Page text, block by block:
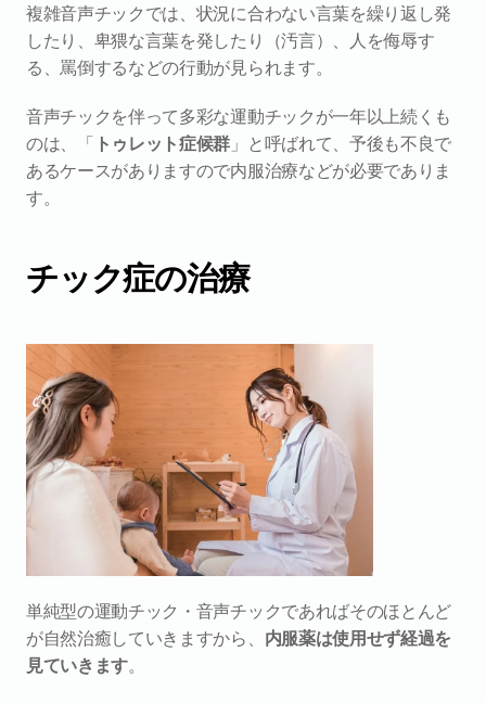
複雑音声チックでは、状況に合わない言葉を繰り返し発
したり、卑猥な言葉を発したり（汚言）、人を侮辱す
る、罵倒するなどの行動が見られます。
音声チックを伴って多彩な運動チックが一年以上続くも
のは、「 トゥレット症候群 」と呼ばれて、予後も不良で
あるケースがありますので内服治療などが必要でありま
す。
チック症の治療
単純型の運動チック・音声チックであればそのほとんど
が自然治癒していきますから、 内服薬は使用せず経過を
見ていきます。